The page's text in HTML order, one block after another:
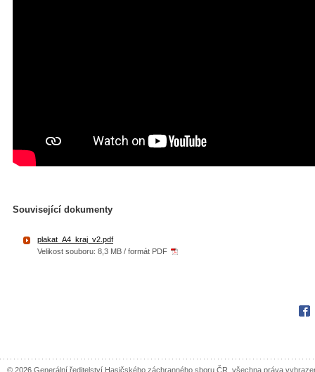
Související dokumenty
plakat_A4_kraj_v2.pdf
Velikost souboru: 8,3 MB / formát PDF
© 2026 Generální ředitelství Hasičského záchranného sboru ČR, všechna práva